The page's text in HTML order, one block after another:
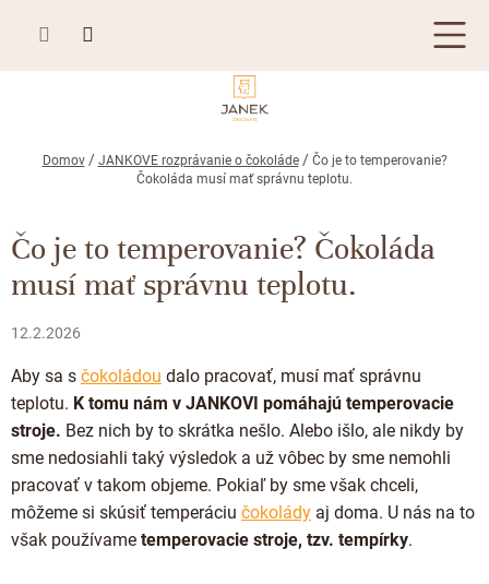
TABUĽKOVÁ ČOKOLÁDA
Mliečna čokoláda
Horká čokoláda
Čokoláda Passion
Lámaná čokoláda
Bonboniéry
Kusové pralinky a hľuzovky
ČOKOLÁDOVÉ ŠPECIALITY
Čokoládové lízanky
Čokoládové srdiečka
Čokoládové figúrky
Cibuľové chutney
Proteínová čokoláda
Čokoládové náradie
ZÁKAZKOVÁ VÝROBA
Letné darčeky
Svadobné čokolády
Narodeniny
Valentínske čokolády
Vianočné čokolády
KAKAOVÉ VÝROBKY
Kakaové bôby
Kakaové maslo
Kakaová hmota
Prihlásenie
Domov JANKOVE rozprávanie o čokoláde
Čo je to temperovanie?
Čokoláda musí mať správnu teplotu.
Čo je to temperovanie? Čokoláda
musí mať správnu teplotu.
12.2.2026
Aby sa s čokoládou dalo pracovať, musí mať správnu
teplotu. K tomu nám v JANKOVI pomáhajú temperovacie
stroje. Bez nich by to skrátka nešlo. Alebo išlo, ale nikdy by
sme nedosiahli taký výsledok a už vôbec by sme nemohli
pracovať v takom objeme. Pokiaľ by sme však chceli,
môžeme si skúsiť temperáciu čokolády aj doma. U nás na to
však používame temperovacie stroje, tzv. tempírky.